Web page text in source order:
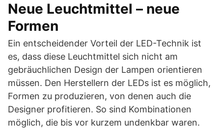
Neue Leuchtmittel – neue
Formen
Ein entscheidender Vorteil der LED-Technik ist
es, dass diese Leuchtmittel sich nicht am
gebräuchlichen Design der Lampen orientieren
müssen. Den Herstellern der LEDs ist es möglich,
Formen zu produzieren, von denen auch die
Designer profitieren. So sind Kombinationen
möglich, die bis vor kurzem undenkbar waren.